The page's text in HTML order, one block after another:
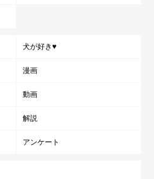
犬が好き♥
漫画
動画
解説
アンケート